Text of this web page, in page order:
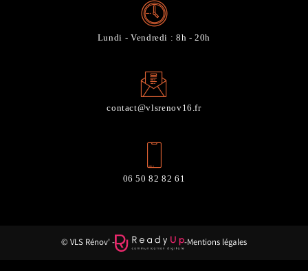
Lundi - Vendredi : 8h - 20h
contact@vlsrenov16.fr
06 50 82 82 61
© VLS Rénov' - -Mentions légales